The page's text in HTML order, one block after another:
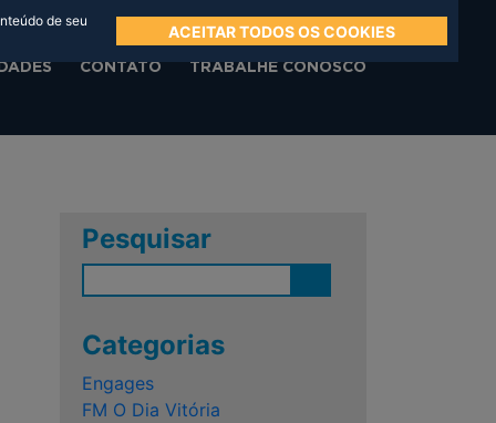
de seu
ACEITAR TODOS OS COOKIES
CONTATO TRABALHE CONOSCO
Pesquisar
Categorias
Engages
FM O Dia Vitória